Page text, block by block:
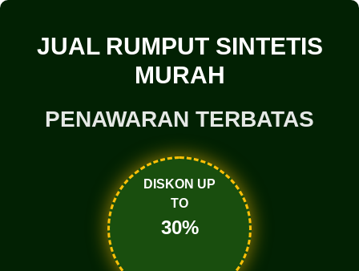
JUAL RUMPUT SINTETIS
MURAH
PENAWARAN TERBATAS
DISKON UP
TO
30%